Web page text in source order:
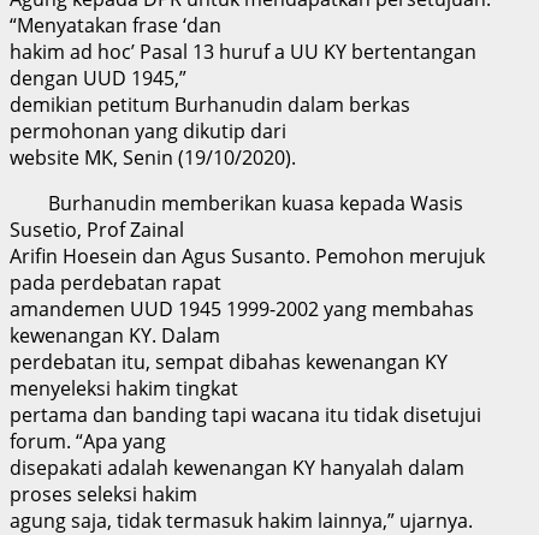
“Menyatakan frase ‘dan
hakim ad hoc’ Pasal 13 huruf a UU KY bertentangan
dengan UUD 1945,”
demikian petitum Burhanudin dalam berkas
permohonan yang dikutip dari
website MK, Senin (19/10/2020).
Burhanudin memberikan kuasa kepada Wasis
Susetio, Prof Zainal
Arifin Hoesein dan Agus Susanto. Pemohon merujuk
pada perdebatan rapat
amandemen UUD 1945 1999-2002 yang membahas
kewenangan KY. Dalam
perdebatan itu, sempat dibahas kewenangan KY
menyeleksi hakim tingkat
pertama dan banding tapi wacana itu tidak disetujui
forum. “Apa yang
disepakati adalah kewenangan KY hanyalah dalam
proses seleksi hakim
agung saja, tidak termasuk hakim lainnya,” ujarnya.